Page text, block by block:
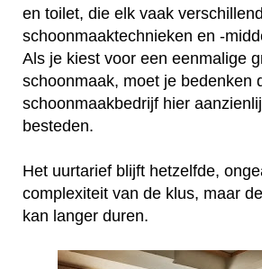
en toilet, die elk vaak
schoonmaaktechnieken en -
Als je kiest voor een eenmalige
schoonmaak, moet je bedenken
schoonmaakbedrijf hier
besteden.
Het uurtarief blijft hetzelfde,
complexiteit van de klus, maar
kan langer duren.